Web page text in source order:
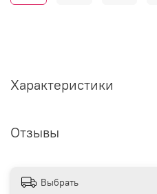
Характеристики
Отзывы
Выбрать